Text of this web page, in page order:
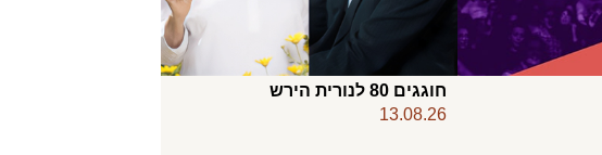
חוגגים 80 לנורית הירש
13.08.26